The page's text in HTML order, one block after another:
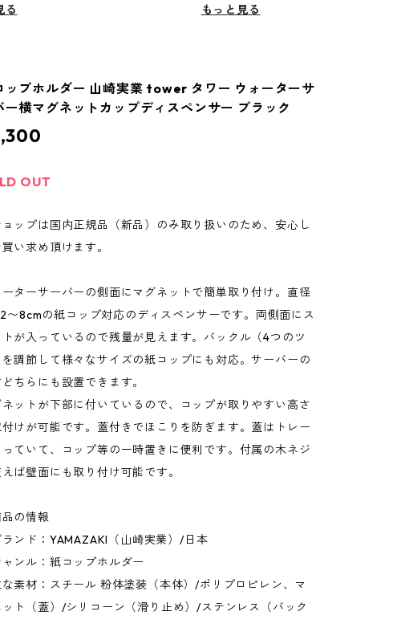
る
もっと見る
ップホルダー 山崎実業 tower タワー ウォーターサ
ー横マグネットカップディスペンサー ブラック
OUT
ョップは国内正規品（新品）のみ取り扱いのため、安心し
い求め頂けます。
ーターサーバーの側面にマグネットで簡単取り付け。直径
〜8cmの紙コップ対応のディスペンサーです。両側面にス
トが入っているので残量が見えます。バックル（4つのツ
を調節して様々なサイズの紙コップにも対応。サーバーの
ちらにも設置できます。
ネットが下部に付いているので、コップが取りやすい高さ
付けが可能です。蓋付きでほこりを防ぎます。蓋はトレー
っていて、コップ等の一時置きに便利です。付属の木ネジ
ば壁面にも取り付け可能です。
の情報
ランド：YAMAZAKI（山崎実業）/日本
ャンル：紙コップホルダー
な素材：スチール 粉体塗装（本体）/ポリプロピレン、マ
ット（蓋）/シリコーン（滑り止め）/ステンレス（バック